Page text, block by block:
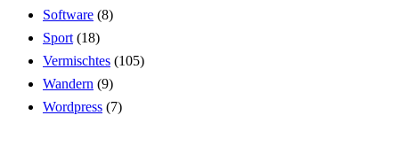
Software (8)
Sport (18)
Vermischtes (105)
Wandern (9)
Wordpress (7)